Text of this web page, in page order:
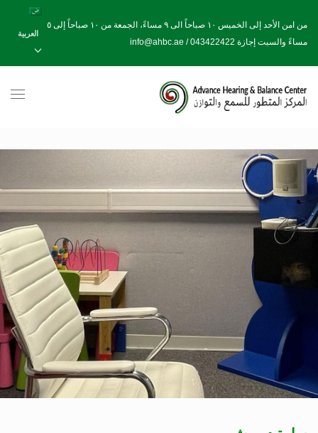
من امن الأحد إلى الخميس ١٠ صباحاً الى ٩ مساءً، الجمعة من ١٠ صباحاً إلى ٥
مساءً والسبت إجازة info@ahbc.ae / 043422422
العربية